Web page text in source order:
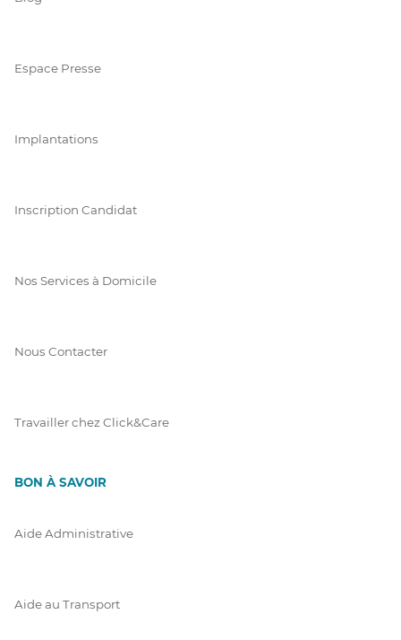
Espace Presse
Implantations
Inscription Candidat
Nos Services à Domicile
Nous Contacter
Travailler chez Click&Care
BON À SAVOIR
Aide Administrative
Aide au Transport